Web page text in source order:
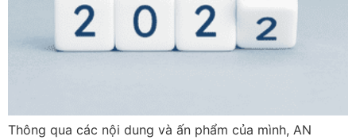
Thông qua các nội dung và ấn phẩm của mình, AN